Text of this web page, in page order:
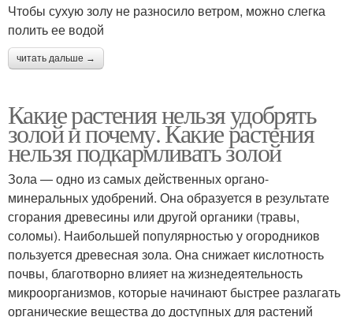
Чтобы сухую золу не разносило ветром, можно слегка
полить ее водой
читать дальше →
Какие растения нельзя удобрять
золой и почему. Какие растения
нельзя подкармливать золой
Зола — одно из самых действенных органо-
минеральных удобрений. Она образуется в результате
сгорания древесины или другой органики (травы,
соломы). Наибольшей популярностью у огородников
пользуется древесная зола. Она снижает кислотность
почвы, благотворно влияет на жизнедеятельность
микроорганизмов, которые начинают быстрее разлагать
органические вещества до доступных для растений